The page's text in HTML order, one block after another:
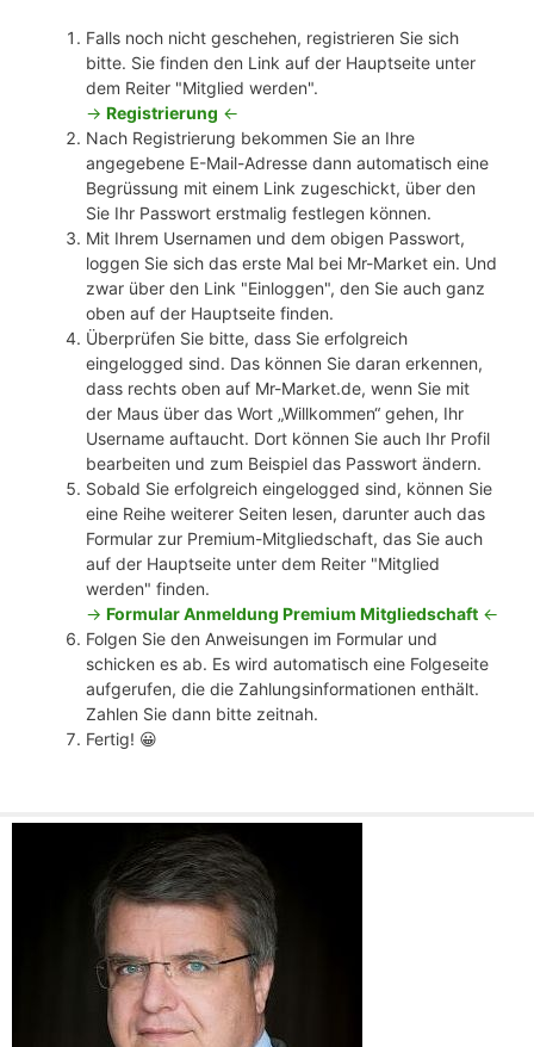
Falls noch nicht geschehen, registrieren Sie sich
bitte. Sie finden den Link auf der Hauptseite unter
dem Reiter "Mitglied werden".
-> Registrierung <-
Nach Registrierung bekommen Sie an Ihre
angegebene E-Mail-Adresse dann automatisch eine
Begrüssung mit einem Link zugeschickt, über den
Sie Ihr Passwort erstmalig festlegen können.
Mit Ihrem Usernamen und dem obigen Passwort,
loggen Sie sich das erste Mal bei Mr-Market ein. Und
zwar über den Link "Einloggen", den Sie auch ganz
oben auf der Hauptseite finden.
Überprüfen Sie bitte, dass Sie erfolgreich
eingelogged sind. Das können Sie daran erkennen,
dass rechts oben auf Mr-Market.de, wenn Sie mit
der Maus über das Wort „Willkommen“ gehen, Ihr
Username auftaucht. Dort können Sie auch Ihr Profil
bearbeiten und zum Beispiel das Passwort ändern.
Sobald Sie erfolgreich eingelogged sind, können Sie
eine Reihe weiterer Seiten lesen, darunter auch das
Formular zur Premium-Mitgliedschaft, das Sie auch
auf der Hauptseite unter dem Reiter "Mitglied
werden" finden.
-> Formular Anmeldung Premium Mitgliedschaft <-
Folgen Sie den Anweisungen im Formular und
schicken es ab. Es wird automatisch eine Folgeseite
aufgerufen, die die Zahlungsinformationen enthält.
Zahlen Sie dann bitte zeitnah.
Fertig! 😀